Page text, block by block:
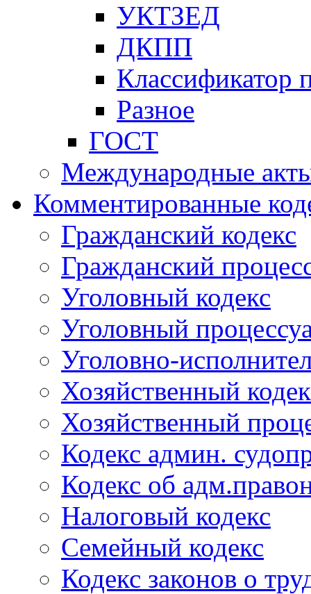
УКТЗЕД
ДКПП
Классификатор
Разное
ГОСТ
Международные
Комментированные
Гражданский кодекс
Гражданский
Уголовный кодекс
Уголовный
Уголовно-
Хозяйственный
Хозяйственный
Кодекс админ.
Кодекс об
Налоговый кодекс
Семейный кодекс
Кодекс законов о